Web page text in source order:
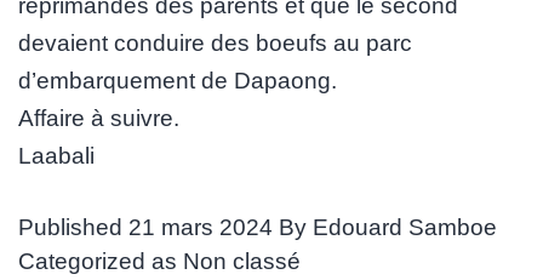
devaient conduire des boeufs au parc
d’embarquement de Dapaong.
Affaire à suivre.
Laabali
Published 21 mars 2024 By Edouard Samboe
Categorized as Non classé